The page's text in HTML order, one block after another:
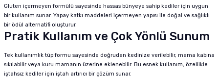
Gluten içermeyen formülü sayesinde hassas bünyeye sahip kediler için uygun
bir kullanım sunar. Yapay katkı maddeleri içermeyen yapısı ile doğal ve sağlıklı
bir ödül alternatifi oluşturur.
Pratik Kullanım ve Çok Yönlü Sunum
Tek kullanımlık tüp formu sayesinde doğrudan kedinize verilebilir, mama kabına
sıkılabilir veya kuru mamanın üzerine eklenebilir. Bu esnek kullanım, özellikle
iştahsız kediler için iştah artırıcı bir çözüm sunar.